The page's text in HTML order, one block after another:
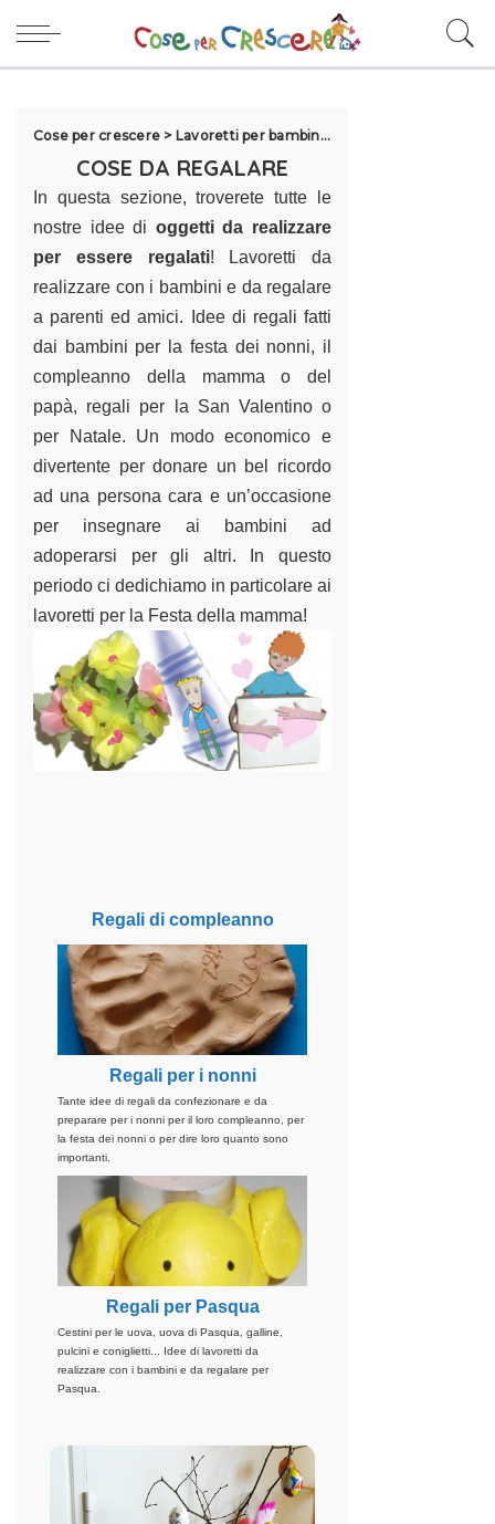
Cose per crescere > Lavoretti per bambini >
COSE DA REGALARE
In questa sezione, troverete tutte le
nostre idee di oggetti da realizzare
per essere regalati! Lavoretti da
realizzare con i bambini e da regalare
a parenti ed amici. Idee di regali fatti
dai bambini per la festa dei nonni, il
compleanno della mamma o del
papà, regali per la San Valentino o
per
Natale. Un modo economico e
divertente per donare un bel ricordo
ad una persona cara e un’occasione
per insegnare ai bambini ad
adoperarsi per gli altri. In questo
periodo ci dedichiamo in particolare ai
lavoretti per la Festa della mamma!
Regali di compleanno
Regali per i nonni
Tante idee di regali da confezionare e da
preparare per i nonni per il loro compleanno, per
la festa dei nonni o per dire loro quanto sono
importanti.
Regali per Pasqua
Cestini per le uova, uova di Pasqua, galline,
pulcini e coniglietti... Idee di lavoretti da
realizzare con i bambini e da regalare per
Pasqua.